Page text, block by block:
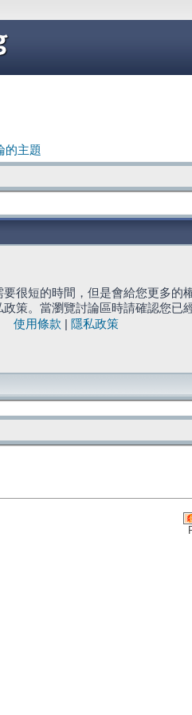
的主題
很短的時間，但是會給您更多的
策。當瀏覽討論區時請確認您已
使用條款
隱私政策